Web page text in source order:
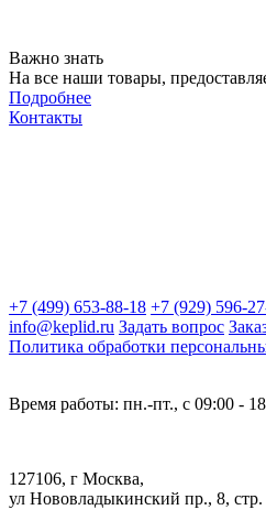
Важно знать
На все наши товары,
Подробнее
Контакты
+7 (499) 653-88-18 +7 (929) 596-
info@keplid.ru Задать вопрос
Политика обработки
Время работы: пн.-пт., с 09:00 -
127106, г Москва,
ул Нововладыкинский пр., 8,